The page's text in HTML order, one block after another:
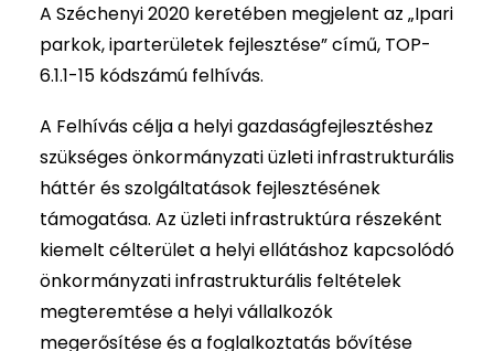
A Széchenyi 2020 keretében megjelent az „Ipari
parkok, iparterületek fejlesztése” című, TOP-
6.1.1-15 kódszámú felhívás.
A Felhívás célja a helyi gazdaságfejlesztéshez
szükséges önkormányzati üzleti infrastrukturális
háttér és szolgáltatások fejlesztésének
támogatása. Az üzleti infrastruktúra részeként
kiemelt célterület a helyi ellátáshoz kapcsolódó
önkormányzati infrastrukturális feltételek
megteremtése a helyi vállalkozók
megerősítése és a foglalkoztatás bővítése